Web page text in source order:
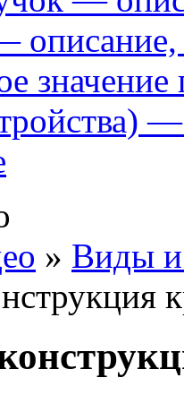
значение
» Виды и